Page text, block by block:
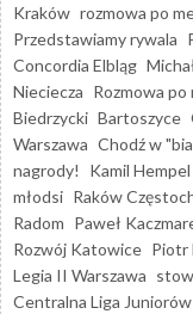
Kraków rozmowa po
Przedstawiamy rywala
Concordia Elbląg
Nieciecza Rozmowa po
Biedrzycki Bartoszyce
Warszawa Chodź w
nagrody!
Kamil Hempel
młodsi Raków
Radom Paweł
Rozwój Katowice Piotr
Legia II Warszawa
Centralna Liga Juniorów